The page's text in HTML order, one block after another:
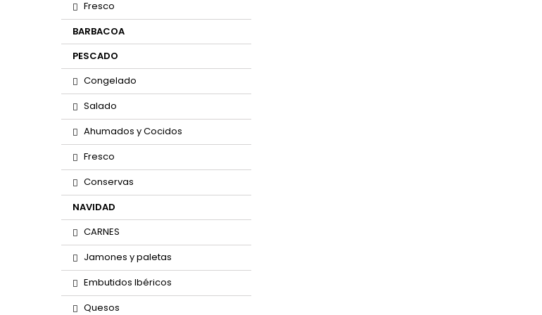
Fresco
BARBACOA
PESCADO
Congelado
Salado
Ahumados y Cocidos
Fresco
Conservas
NAVIDAD
CARNES
Jamones y paletas
Embutidos Ibéricos
Quesos